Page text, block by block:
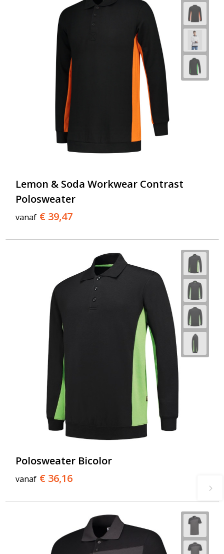
Lemon & Soda Workwear Contrast
Polosweater
vanaf € 39,47
Polosweater Bicolor
vanaf € 36,16